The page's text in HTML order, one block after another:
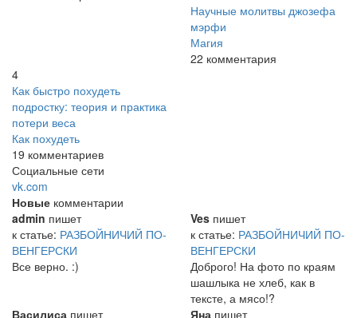
Научные молитвы джозефа
мэрфи
Магия
22 комментария
4
Как быстро похудеть
подростку: теория и практика
потери веса
Как похудеть
19 комментариев
Социальные сети
vk.com
Новые комментарии
admin пишет
к статье: РАЗБОЙНИЧИЙ ПО-
ВЕНГЕРСКИ
Все верно. :)
Ves пишет
к статье: РАЗБОЙНИЧИЙ ПО-
ВЕНГЕРСКИ
Доброго! На фото по краям
шашлыка не хлеб, как в
тексте, а мясо!?
Василиса пишет Яна пишет